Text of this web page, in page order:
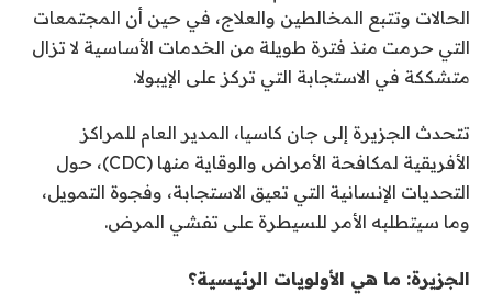
الحالات وتتبع المخالطين والعلاج، في حين أن المجتمعات
التي حرمت منذ فترة طويلة من الخدمات الأساسية لا تزال
متشككة في الاستجابة التي تركز على الإيبولا.
تتحدث الجزيرة إلى جان كاسيا، المدير العام للمراكز
الأفريقية لمكافحة الأمراض والوقاية منها (CDC)، حول
التحديات الإنسانية التي تعيق الاستجابة، وفجوة التمويل،
وما سيتطلبه الأمر للسيطرة على تفشي المرض.
الجزيرة: ما هي الأولويات الرئيسية؟